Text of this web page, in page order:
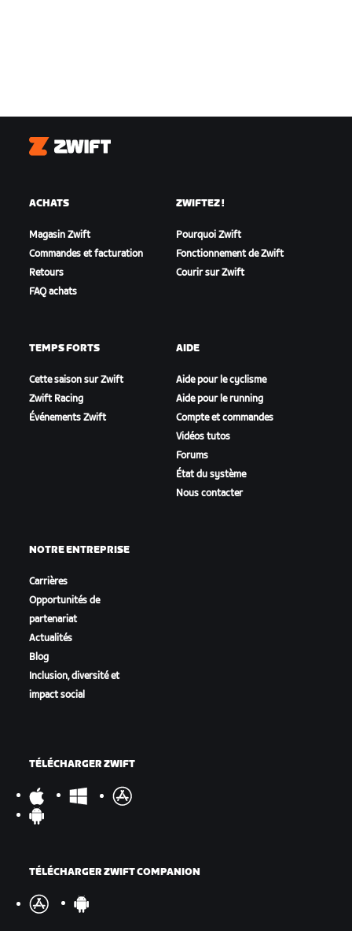
Zwift
ACHATS
Magasin Zwift
Commandes et facturation
Retours
FAQ achats
ZWIFTEZ !
Pourquoi Zwift
Fonctionnement de Zwift
Courir sur Zwift
TEMPS FORTS
Cette saison sur Zwift
Zwift Racing
Événements Zwift
AIDE
Aide pour le cyclisme
Aide pour le running
Compte et commandes
Vidéos tutos
Forums
État du système
Nous contacter
NOTRE ENTREPRISE
Carrières
Opportunités de
partenariat
Actualités
Blog
Inclusion, diversité et
impact social
TÉLÉCHARGER ZWIFT
TÉLÉCHARGER ZWIFT COMPANION